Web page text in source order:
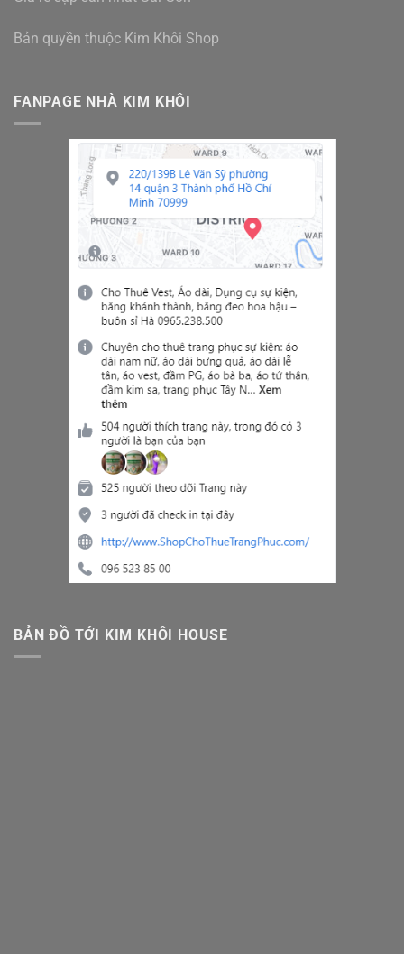
Bản quyền thuộc Kim Khôi Shop
FANPAGE NHÀ KIM KHÔI
BẢN ĐỒ TỚI KIM KHÔI HOUSE